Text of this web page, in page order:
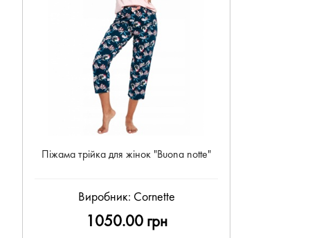
Піжама трійка для жінок "Buona notte"
Виробник: Cornette
1050.00 грн